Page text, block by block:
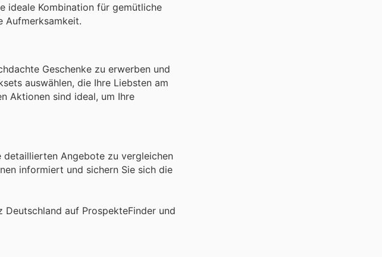
ideale Kombination für gemütliche
Aufmerksamkeit.
Geschenke zu erwerben und
auswählen, die Ihre Liebsten am
Aktionen sind ideal, um Ihre
detaillierten Angebote zu vergleichen
informiert und sichern Sie sich die
auf ProspekteFinder und